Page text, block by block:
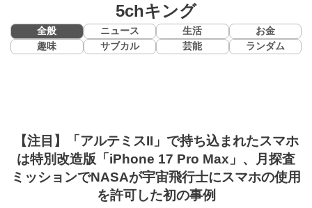
5chキング
全般 ニュース 生活
お金
趣味
サブカル 芸能 ランダム
【注目】「アルテミスII」で持ち込まれたスマホ
は特別改造版「iPhone 17 Pro Max」、月探査
ミッションでNASAが宇宙飛行士にスマホの使用
を許可した初の事例